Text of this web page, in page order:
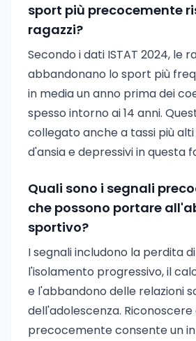
sport più precocemente
ragazzi?
Secondo i dati ISTAT 2024, le
abbandonano lo sport più
in media un anno prima dei
spesso intorno ai 14 anni.
collegato anche a tassi più
d'ansia e depressivi in questa
Quali sono i segnali
che possono portare
sportivo?
I segnali includono la perdita
l'isolamento progressivo, il
e l'abbandono delle relazioni
dell'adolescenza.
precocemente consente un